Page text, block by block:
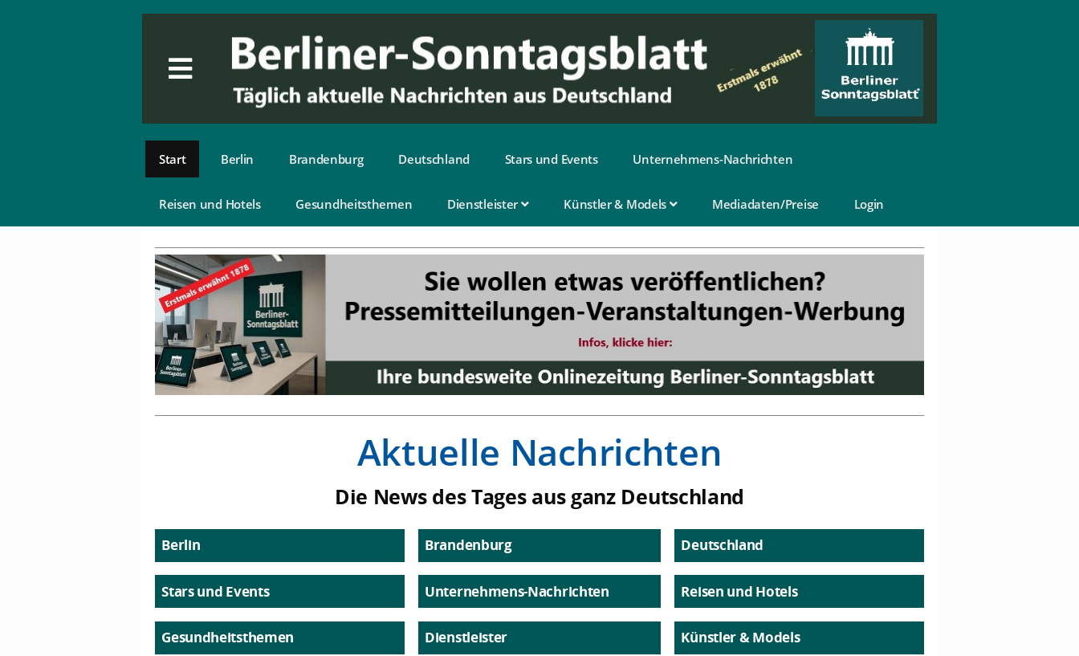
Start Berlin Brandenburg Deutschland Stars und Events Unternehmens-Nachrichten
Reisen und Hotels Gesundheitsthemen Dienstleister Künstler & Models Mediadaten/Preise Login
Aktuelle Nachrichten
Die News des Tages aus ganz Deutschland
Berlin Brandenburg Deutschland
Stars und Events Unternehmens-Nachrichten Reisen und Hotels
Gesundheitsthemen Dienstleister Künstler & Models